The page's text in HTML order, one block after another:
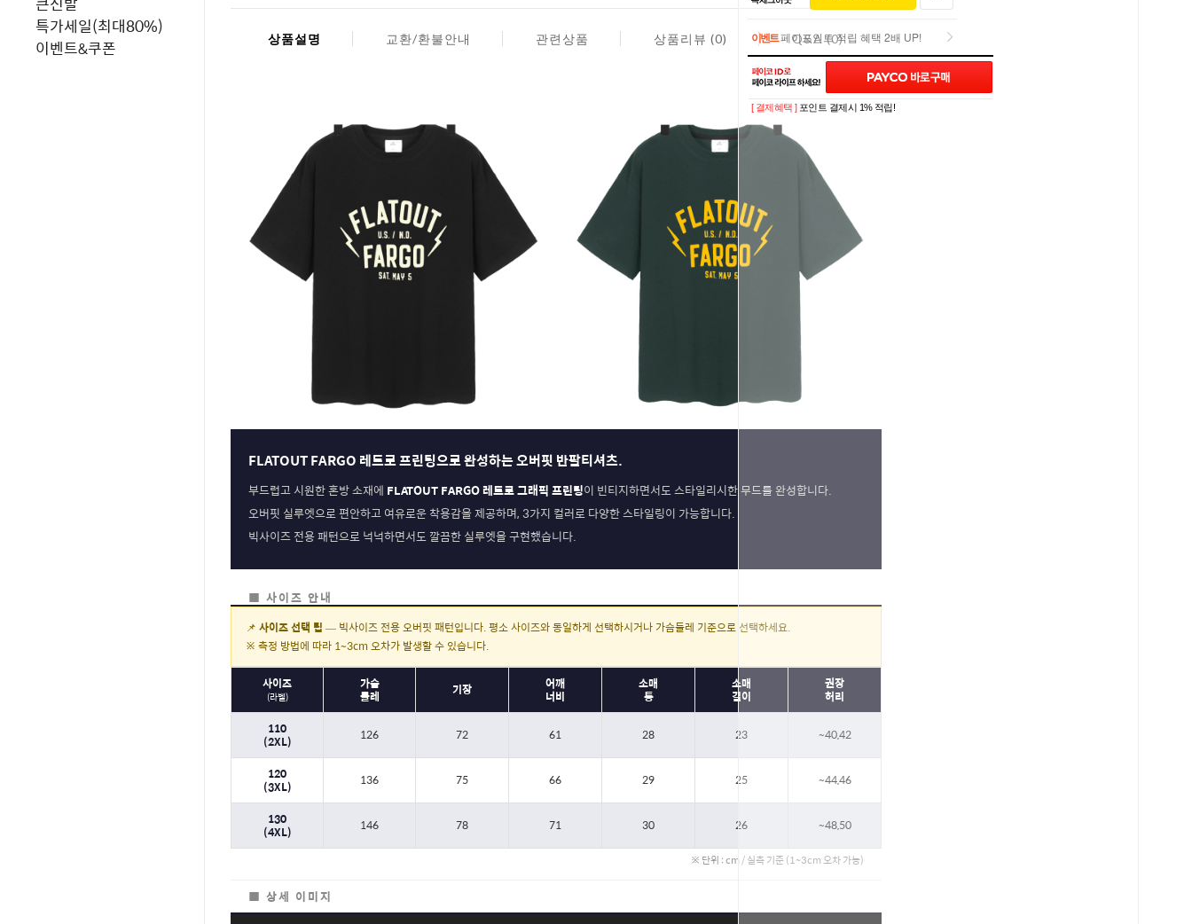
특가세일(최대80%)
이벤트&쿠폰
이벤트페이포인트 적립 혜택 2배 UP!
이벤트페이포인트 적립 혜택 2배 UP!
[ 결제혜택 ] 포인트 결제시 1% 적립!
상품설명 교환/환불안내 관련상품 상품리뷰 (0) Q&A (0)
FLATOUT FARGO 레트로 프린팅으로 완성하는 오버핏 반팔티셔츠.
부드럽고 시원한 혼방 소재에 FLATOUT FARGO 레트로 그래픽 프린팅이 빈티지하면서도 스타일리시한 무드를 완성합니다.
오버핏 실루엣으로 편안하고 여유로운 착용감을 제공하며, 3가지 컬러로 다양한 스타일링이 가능합니다.
빅사이즈 전용 패턴으로 넉넉하면서도 깔끔한 실루엣을 구현했습니다.
■ 사이즈 안내
📌 사이즈 선택 팁 — 빅사이즈 전용 오버핏 패턴입니다. 평소 사이즈와 동일하게 선택하시거나 가슴둘레 기준으로 선택하세요.
※ 측정 방법에 따라 1~3cm 오차가 발생할 수 있습니다.
사이즈
(라벨)
가슴
둘레
기장
어깨
너비
소매
통
소매
길이
권장
허리
110
(2XL)
126 72 61 28 23 ~40,42
120
(3XL)
136 75 66 29 25 ~44,46
130
(4XL)
146 78 71 30 26 ~48,50
※ 단위 : cm / 실측 기준 (1~3cm 오차 가능)
■ 상세 이미지